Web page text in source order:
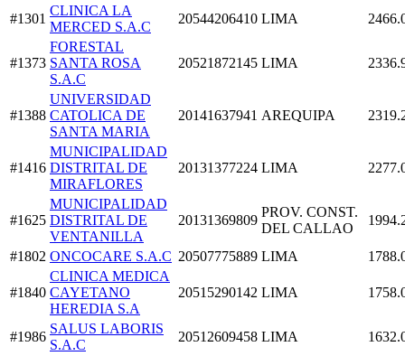
#1301
CLINICA LA
MERCED S.A.C
20544206410 LIMA
#1373
FORESTAL
SANTA ROSA
S.A.C
20521872145 LIMA
#1388
UNIVERSIDAD
CATOLICA DE
SANTA MARIA
20141637941 AREQUIPA
#1416
MUNICIPALIDAD
DISTRITAL DE
MIRAFLORES
20131377224 LIMA
#1625
MUNICIPALIDAD
DISTRITAL DE
VENTANILLA
20131369809
PROV. CONST.
DEL CALLAO
#1802 ONCOCARE S.A.C 20507775889 LIMA
#1840
CLINICA MEDICA
CAYETANO
HEREDIA S.A
20515290142 LIMA
#1986
SALUS LABORIS
S.A.C
20512609458 LIMA